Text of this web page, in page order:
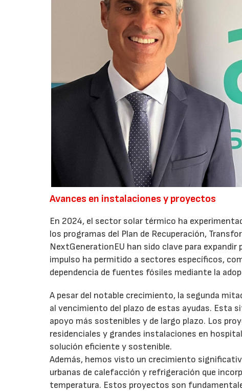
Avances en instalaciones y proyectos
En 2024, el sector solar térmico ha
los programas del Plan de Recuperación,
NextGenerationEU han sido clave para
impulso ha permitido a sectores específicos,
dependencia de fuentes fósiles mediante la
A pesar del notable crecimiento, la segunda
al vencimiento del plazo de estas ayudas. Esta
apoyo más sostenibles y de largo plazo. Los
residenciales y grandes instalaciones en
solución eficiente y sostenible.
Además, hemos visto un crecimiento
urbanas de calefacción y refrigeración que
temperatura. Estos proyectos son